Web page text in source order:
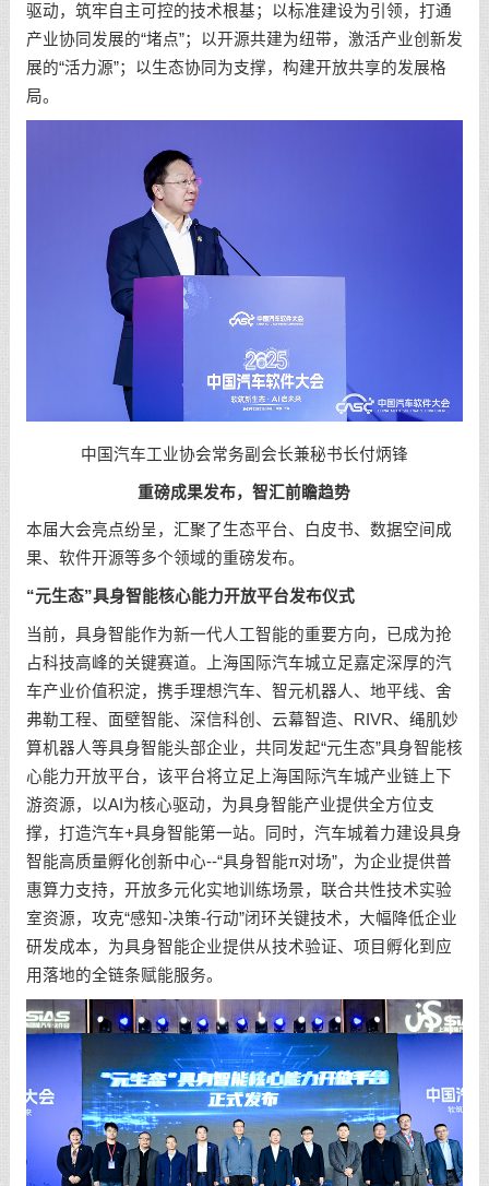
驱动，筑牢自主可控的技术根基；以标准建设为引领，打通
产业协同发展的“堵点”；以开源共建为纽带，激活产业创新发
展的“活力源”；以生态协同为支撑，构建开放共享的发展格
局。
中国汽车工业协会常务副会长兼秘书长付炳锋
重磅成果发布，智汇前瞻趋势
本届大会亮点纷呈，汇聚了生态平台、白皮书、数据空间成
果、软件开源等多个领域的重磅发布。
“元生态”具身智能核心能力开放平台发布仪式
当前，具身智能作为新一代人工智能的重要方向，已成为抢
占科技高峰的关键赛道。上海国际汽车城立足嘉定深厚的汽
车产业价值积淀，携手理想汽车、智元机器人、地平线、舍
弗勒工程、面壁智能、深信科创、云幕智造、RIVR、绳肌妙
算机器人等具身智能头部企业，共同发起“元生态”具身智能核
心能力开放平台，该平台将立足上海国际汽车城产业链上下
游资源，以AI为核心驱动，为具身智能产业提供全方位支
撑，打造汽车+具身智能第一站。同时，汽车城着力建设具身
智能高质量孵化创新中心--“具身智能π对场”，为企业提供普
惠算力支持，开放多元化实地训练场景，联合共性技术实验
室资源，攻克“感知-决策-行动”闭环关键技术，大幅降低企业
研发成本，为具身智能企业提供从技术验证、项目孵化到应
用落地的全链条赋能服务。